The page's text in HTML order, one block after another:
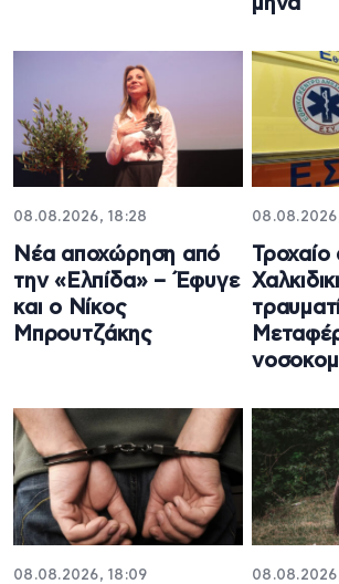
08.08.2026, 18:28
Νέα αποχώρηση από
την «Ελπίδα» – Έφυγε
και ο Νίκος
Μπρουτζάκης
08.08.2026, 18:09